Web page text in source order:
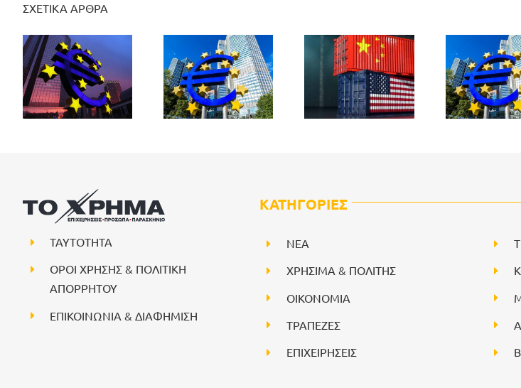
ΣΧΕΤΙΚΑ ΑΡΘΡΑ
ΤΑΥΤΟΤΗΤΑ
ΟΡΟΙ ΧΡΗΣΗΣ & ΠΟΛΙΤΙΚΗ
ΑΠΟΡΡΗΤΟΥ
ΕΠΙΚΟΙΝΩΝΙΑ & ΔΙΑΦΗΜΙΣΗ
ΚΑΤΗΓΟΡΙΕΣ
NEA
ΧΡΗΣΙΜΑ & ΠΟΛΙΤΗΣ
ΟΙΚΟΝΟΜΙΑ
ΤΡΑΠΕΖΕΣ
ΕΠΙΧΕΙΡΗΣΕΙΣ